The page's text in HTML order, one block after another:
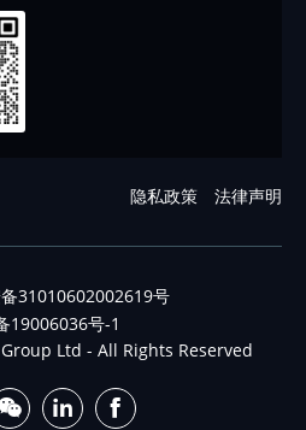
隐私政策 法律声明
31010602002619号
19006036号-1
Ltd - All Rights Reserved